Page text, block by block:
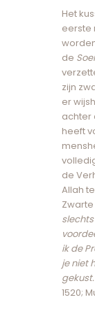
Het
eerste
de
zijn
er
achter
heeft
de
Allah
ik de
je niet
1520;